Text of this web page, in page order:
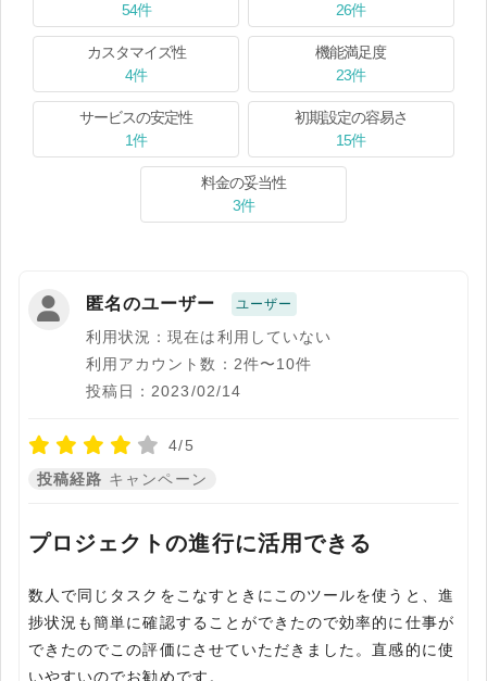
54件
26件
カスタマイズ性
4件
機能満足度
23件
サービスの安定性
1件
初期設定の容易さ
15件
料金の妥当性
3件
匿名のユーザー ユーザー
利用状況：現在は利用していない
利用アカウント数：2件〜10件
投稿日：2023/02/14
4/5
投稿経路 キャンペーン
プロジェクトの進行に活用できる
数人で同じタスクをこなすときにこのツールを使うと、進
捗状況も簡単に確認することができたので効率的に仕事が
できたのでこの評価にさせていただきました。直感的に使
いやすいのでお勧めです。